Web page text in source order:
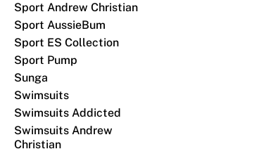
Sport Andrew Christian
Sport AussieBum
Sport ES Collection
Sport Pump
Sunga
Swimsuits
Swimsuits Addicted
Swimsuits Andrew
Christian